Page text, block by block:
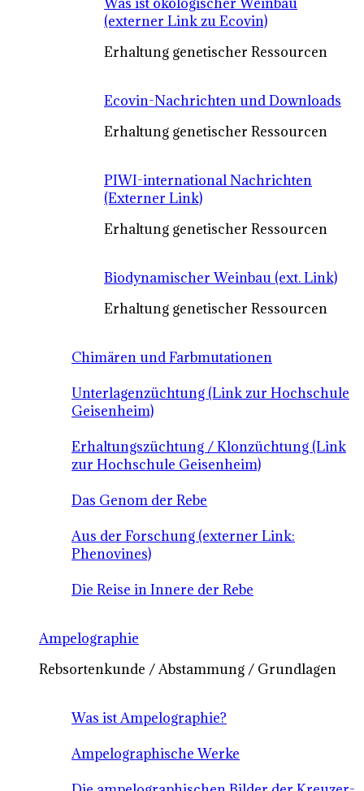
(externer Link zu Ecovin)
Erhaltung genetischer Ressourcen
Ecovin-Nachrichten und Downloads
Erhaltung genetischer Ressourcen
PIWI-international Nachrichten
(Externer Link)
Erhaltung genetischer Ressourcen
Biodynamischer Weinbau (ext. Link)
Erhaltung genetischer Ressourcen
Chimären und Farbmutationen
Unterlagenzüchtung (Link zur Hochschule
Geisenheim)
Erhaltungszüchtung / Klonzüchtung (Link
zur Hochschule Geisenheim)
Das Genom der Rebe
Aus der Forschung (externer Link:
Phenovines)
Die Reise in Innere der Rebe
Ampelographie
Rebsortenkunde / Abstammung / Grundlagen
Was ist Ampelographie?
Ampelographische Werke